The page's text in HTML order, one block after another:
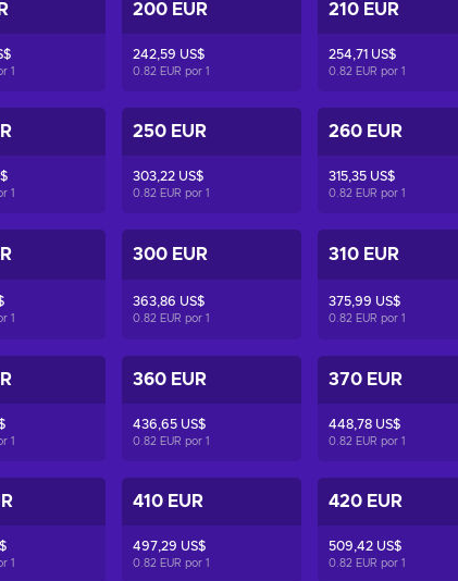
1
200 EUR
242,59 US$
0.82 EUR por1
210 EUR
254,71 US$
0.82 EUR por1
1
250 EUR
303,22 US$
0.82 EUR por1
260 EUR
315,35 US$
0.82 EUR por1
1
300 EUR
363,86 US$
0.82 EUR por1
310 EUR
375,99 US$
0.82 EUR por1
1
360 EUR
436,65 US$
0.82 EUR por1
370 EUR
448,78 US$
0.82 EUR por1
1
410 EUR
497,29 US$
0.82 EUR por1
420 EUR
509,42 US$
0.82 EUR por1